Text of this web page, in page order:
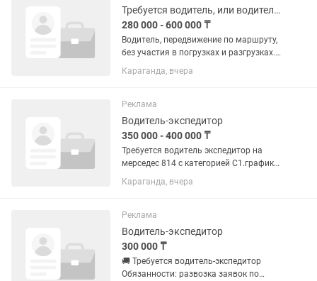
работы на доставке по...
Требуется водитель, или водитель экспедитор.
280 000 - 600 000 ₸
Водитель, передвижение по маршруту,
без участия в погрузках и разгрузках.
На Мерседес 814 или Ман l2000
Караганда, вчера
Реклама
Водитель-экспедитор
350 000 - 400 000 ₸
Требуется водитель экспедитор на
мерседес 814 с категорией С1.график
6/1.работа с 4-30 утра,с личным авто
что бы добираться до работы
Караганда, вчера
Реклама
Водитель-экспедитор
300 000 ₸
🚚 Требуется водитель-экспедитор
Обязанности: развозка заявок по